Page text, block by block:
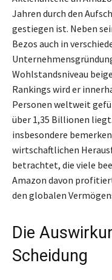
Jahren durch den
gestiegen ist. Neben
Bezos auch in
Wohlstandsniveau
Rankings wird er
Personen weltweit
über 1,35 Billionen
insbesondere
wirtschaftlichen
betrachtet, die viele
Amazon davon
den globalen
Die
Scheidung